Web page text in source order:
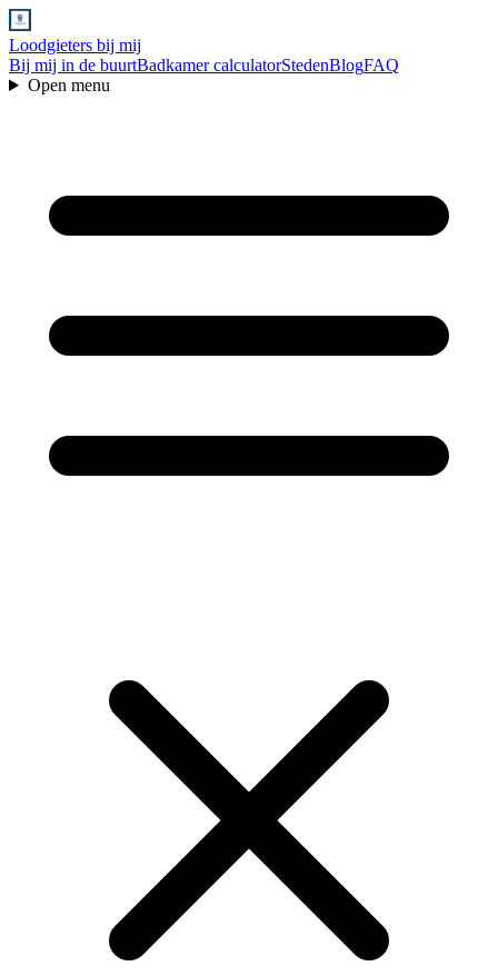
Loodgieters bij mij
Bij mij in de buurtBadkamer calculatorStedenBlogFAQ
Open menu